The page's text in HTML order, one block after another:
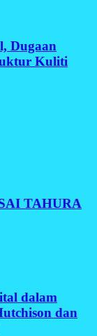
Dugaan
Kuliti
TAHURA
dalam
dan